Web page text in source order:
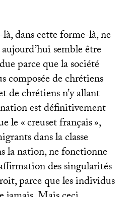
dans cette forme-là, ne
semble être
parce que la société
composée de chrétiens
de chrétiens n’y allant
est définitivement
le «creuset français»,
dans la classe
la nation, ne fonctionne
des singularités
parce que les individus